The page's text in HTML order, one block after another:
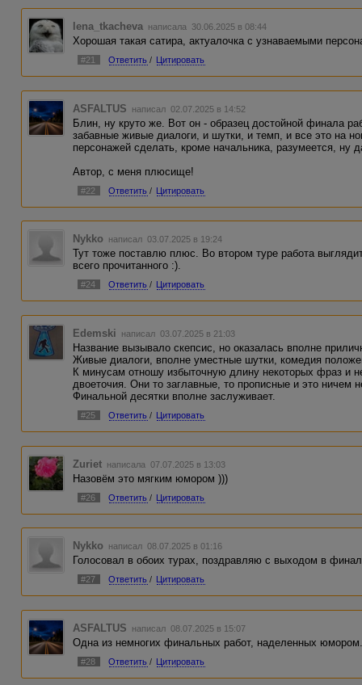
lena_tkacheva написала 30.06.2025 в 08:44
Хорошая такая сатира, актуалочка с узнаваемыми
#21 Ответить / Цитировать
ASFALTUS написал 02.07.2025 в 14:52
Блин, ну круто же. Вот он - образец достойной финала
забавные живые диалоги, и шутки, и темп, и все это на
персонажей сделать, кроме начальника, разумеется, ну
Автор, с меня плюсище!
#22 Ответить / Цитировать
Nykko написал 03.07.2025 в 19:24
Тут тоже поставлю плюс. Во втором туре работа
всего прочитанного :).
#24 Ответить / Цитировать
Edemski написал 03.07.2025 в 21:03
Название вызывало скепсис, но оказалась вполне
Живые диалоги, вполне уместные шутки, комедия
К минусам отношу избыточную длину некоторых фраз и
двоеточия. Они то заглавные, то прописные и это ничем
Финальной десятки вполне заслуживает.
#25 Ответить / Цитировать
Zuriet написала 07.07.2025 в 13:03
Назовём это мягким юмором )))
#26 Ответить / Цитировать
Nykko написал 08.07.2025 в 01:16
Голосовал в обоих турах, поздравляю с выходом в
#27 Ответить / Цитировать
ASFALTUS написал 08.07.2025 в 15:07
Одна из немногих финальных работ, наделенных
#28 Ответить / Цитировать